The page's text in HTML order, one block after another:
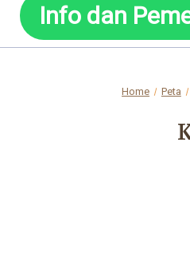
Info dan
Home Peta